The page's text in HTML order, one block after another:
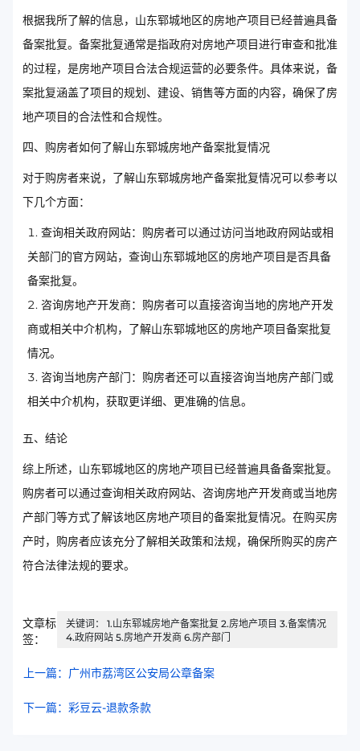
根据我所了解的信息，山东郓城地区的房地产项目已经普遍具备
备案批复。备案批复通常是指政府对房地产项目进行审查和批准
的过程，是房地产项目合法合规运营的必要条件。具体来说，备
案批复涵盖了项目的规划、建设、销售等方面的内容，确保了房
地产项目的合法性和合规性。
四、购房者如何了解山东郓城房地产备案批复情况
对于购房者来说，了解山东郓城房地产备案批复情况可以参考以
下几个方面：
查询相关政府网站：购房者可以通过访问当地政府网站或相
关部门的官方网站，查询山东郓城地区的房地产项目是否具备
备案批复。
咨询房地产开发商：购房者可以直接咨询当地的房地产开发
商或相关中介机构，了解山东郓城地区的房地产项目备案批复
情况。
咨询当地房产部门：购房者还可以直接咨询当地房产部门或
相关中介机构，获取更详细、更准确的信息。
五、结论
综上所述，山东郓城地区的房地产项目已经普遍具备备案批复。
购房者可以通过查询相关政府网站、咨询房地产开发商或当地房
产部门等方式了解该地区房地产项目的备案批复情况。在购买房
产时，购房者应该充分了解相关政策和法规，确保所购买的房产
符合法律法规的要求。
文章标
签：
关键词： 1.山东郓城房地产备案批复 2.房地产项目 3.备案情况
4.政府网站 5.房地产开发商 6.房产部门
上一篇：广州市荔湾区公安局公章备案
下一篇：彩豆云-退款条款